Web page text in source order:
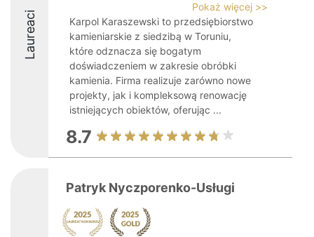
Laureaci
Pokaż więcej >>
Karpol Karaszewski to przedsiębiorstwo
kamieniarskie z siedzibą w Toruniu,
które odznacza się bogatym
doświadczeniem w zakresie obróbki
kamienia. Firma realizuje zarówno nowe
projekty, jak i kompleksową renowację
istniejących obiektów, oferując ...
8.7
Patryk Nyczporenko-Usługi